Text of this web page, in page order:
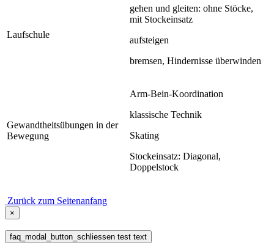
Laufschule
gehen und gleiten: ohne Stöcke,
mit Stockeinsatz
aufsteigen
bremsen, Hindernisse überwinden
Gewandtheitsübungen in der
Bewegung
Arm-Bein-Koordination
klassische Technik
Skating
Stockeinsatz: Diagonal,
Doppelstock
Zurück zum Seitenanfang
×
faq_modal_button_schliessen test text